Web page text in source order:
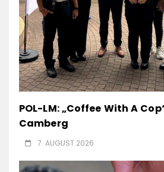
POL-LM: „Coffee With A
Camberg
7. AUGUST 2026